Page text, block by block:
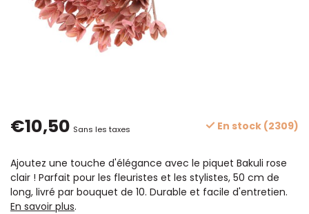
€10,50 Sans les taxes En stock (2309)
Ajoutez une touche d'élégance avec le piquet Bakuli rose
clair ! Parfait pour les fleuristes et les stylistes, 50 cm de
long, livré par bouquet de 10. Durable et facile d'entretien.
En savoir plus.